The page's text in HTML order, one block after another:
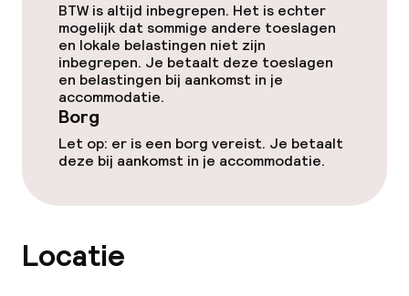
Dieetopties
Speciale dieetopties
Glutenvrije opties
Vegetarische opties
Wasservice
BTW is altijd inbegrepen. Het is echter
mogelijk dat sommige andere toeslagen
en lokale belastingen niet zijn
inbegrepen. Je betaalt deze toeslagen
en belastingen bij aankomst in je
accommodatie.
Borg
Let op: er is een borg vereist. Je betaalt
deze bij aankomst in je accommodatie.
Locatie